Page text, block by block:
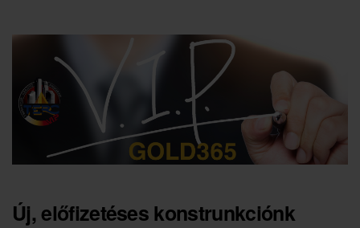
Új, előfizetéses konstrunkciónk